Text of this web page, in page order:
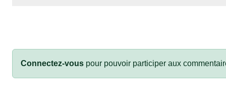
Connectez-vous pour pouvoir participer aux